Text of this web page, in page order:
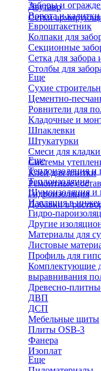
Двутавр
Сетки
Заборы и
Ворота и калитки
Евроштакетник
Колпаки для
Секционные
Сетка для забора
Столбы для
Еще
Сухие
Цементно-
Ровнители для
Кладочные и
Шпаклевки
Штукатурки
Смеси для
Системы
Клей для плитки
Ремонтные
Гидроизоляция
Добавки в
Еще
Теплоизоляция
Теплоизоляция
Шумоизоляция и
Изоляция в
Гидро-
Другие
Материалы для
Листовые
Профиль для
Комплектующие
выравнивания
Древесно-
ДВП
ДСП
Мебельные щиты
Плиты OSB-3
Фанера
Изоплат
Еще